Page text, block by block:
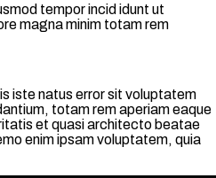
tempor incid idunt ut
magna minim totam rem
iste natus error sit voluptatem
totam rem aperiam eaque
et quasi architecto beatae
enim ipsam voluptatem, quia